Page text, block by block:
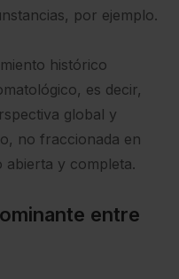
por ejemplo.
histórico
es decir,
global y
no fraccionada en
abierta y completa.
entre